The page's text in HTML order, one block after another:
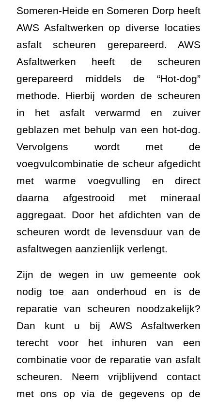
Someren-Heide en Someren Dorp heeft
AWS Asfaltwerken op diverse locaties
asfalt scheuren gerepareerd. AWS
Asfaltwerken heeft de scheuren
gerepareerd middels de “Hot-dog”
methode. Hierbij worden de scheuren
in het asfalt verwarmd en zuiver
geblazen met behulp van een hot-dog.
Vervolgens wordt met de
voegvulcombinatie de scheur afgedicht
met warme voegvulling en direct
daarna afgestrooid met mineraal
aggregaat. Door het afdichten van de
scheuren wordt de levensduur van de
asfaltwegen aanzienlijk verlengt.
Zijn de wegen in uw gemeente ook
nodig toe aan onderhoud en is de
reparatie van scheuren noodzakelijk?
Dan kunt u bij AWS Asfaltwerken
terecht voor het inhuren van een
combinatie voor de reparatie van asfalt
scheuren. Neem vrijblijvend contact
met ons op via de gegevens op de